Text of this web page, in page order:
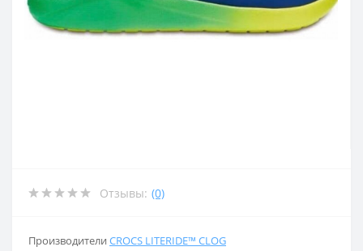
Отзывы: (0)
Производители CROCS LITERIDE™ CLOG